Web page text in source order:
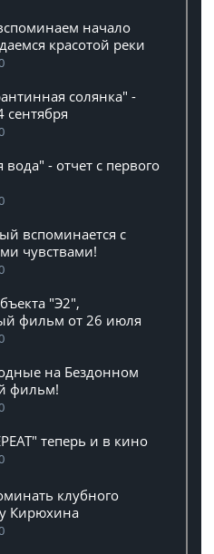
начало
красотой реки
солянка" -
сентября
вода" - отчет с первого
вспоминается с
чувствами!
"Э2",
фильм от 26 июля
на Бездонном
фильм!
теперь и в кино
клубного
Кирюхина